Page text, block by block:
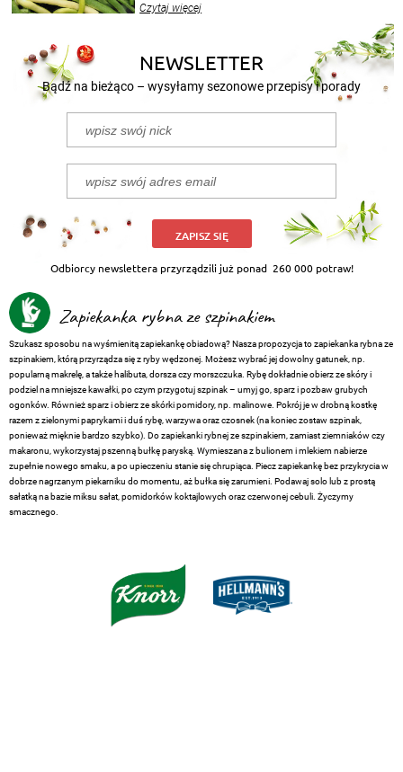
nasze propozycje!
Czytaj więcej
NEWSLETTER
Bądź na bieżąco – wysyłamy sezonowe przepisy i porady
ZAPISZ SIĘ
Odbiorcy newslettera przyrządzili już ponad 260 000 potraw!
Zapiekanka rybna ze szpinakiem
Szukasz sposobu na wyśmienitą zapiekankę obiadową? Nasza propozycja to zapiekanka rybna ze
szpinakiem, którą przyrządza się z ryby wędzonej. Możesz wybrać jej dowolny gatunek, np.
popularną makrelę, a także halibuta, dorsza czy morszczuka. Rybę dokładnie obierz ze skóry i
podziel na mniejsze kawałki, po czym przygotuj szpinak – umyj go, sparz i pozbaw grubych
ogonków. Również sparz i obierz ze skórki pomidory, np. malinowe. Pokrój je w drobną kostkę
razem z zielonymi paprykami i duś rybę, warzywa oraz czosnek (na koniec zostaw szpinak,
ponieważ mięknie bardzo szybko). Do zapiekanki rybnej ze szpinakiem, zamiast ziemniaków czy
makaronu, wykorzystaj pszenną bułkę paryską. Wymieszana z bulionem i mlekiem nabierze
zupełnie nowego smaku, a po upieczeniu stanie się chrupiąca. Piecz zapiekankę bez przykrycia w
dobrze nagrzanym piekarniku do momentu, aż bułka się zarumieni. Podawaj solo lub z prostą
sałatką na bazie miksu sałat, pomidorków koktajlowych oraz czerwonej cebuli. Życzymy
smacznego.